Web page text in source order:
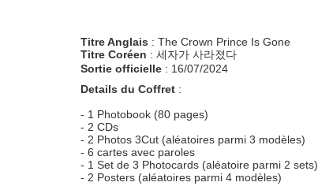
Titre Anglais : The Crown Prince Is Gone
Titre Coréen : 세자가 사라졌다
Sortie officielle : 16/07/2024
Details du Coffret :
- 1 Photobook (80 pages)
- 2 CDs
- 2 Photos 3Cut (aléatoires parmi 3 modèles)
- 6 cartes avec paroles
- 1 Set de 3 Photocards (aléatoire parmi 2 sets)
- 2 Posters (aléatoires parmi 4 modèles)